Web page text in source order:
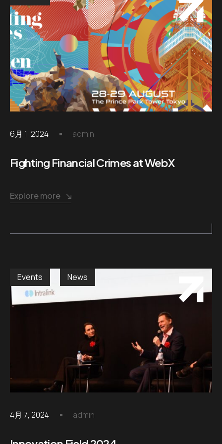
6月 1, 2024 admin
Fighting Financial Crimes at WebX
Explore more
Events News
4月 7, 2024 admin